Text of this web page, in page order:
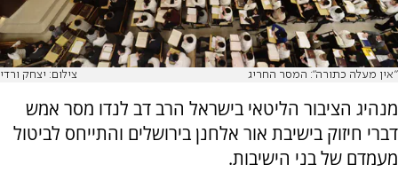
"אין מעלה כתורה": המסר החריג צילום: יצחק ורדי
מנהיג הציבור הליטאי בישראל הרב דב לנדו מסר אמש
דברי חיזוק בישיבת אור אלחנן בירושלים והתייחס לביטול
מעמדם של בני הישיבות.